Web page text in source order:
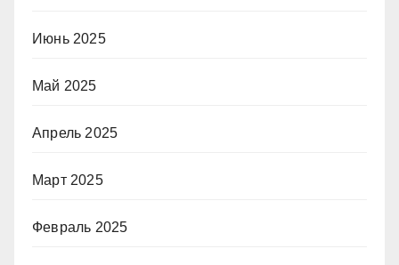
Июнь 2025
Май 2025
Апрель 2025
Март 2025
Февраль 2025